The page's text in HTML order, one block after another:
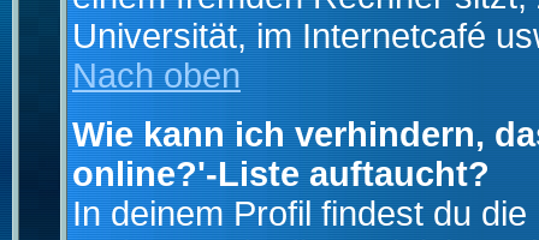
Universität, im Internetcafé
Nach oben
Wie kann ich verhindern,
online?'-Liste auftaucht?
In deinem Profil findest du